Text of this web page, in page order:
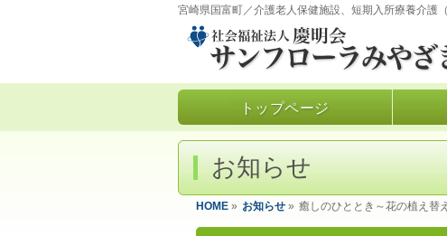
宮崎県国富町／介護老人保健施設、短期入所療養介護
トップページ
お知らせ
HOME » お知らせ » 癒しのひととき～花の植え替